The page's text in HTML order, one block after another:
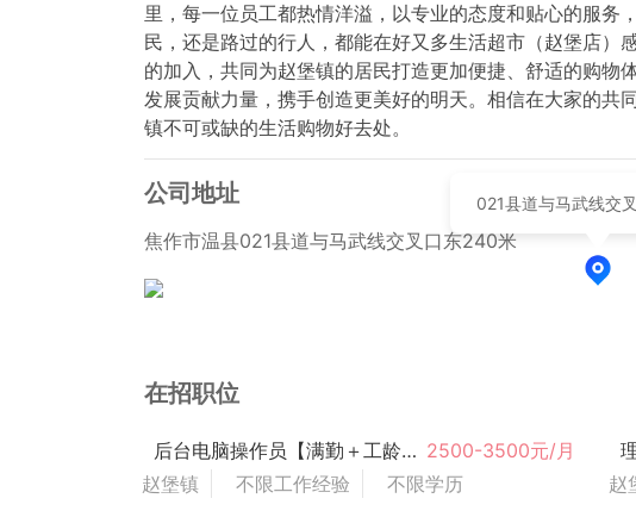
里，每一位员工都热情洋溢，以专业的态度和贴心的服务
民，还是路过的行人，都能在好又多生活超市（赵堡店）
的加入，共同为赵堡镇的居民打造更加便捷、舒适的购物
发展贡献力量，携手创造更美好的明天。相信在大家的共
镇不可或缺的生活购物好去处。
公司地址
焦作市温县021县道与马武线交叉口东240米
021县道与马武线交
在招职位
后台电脑操作员【满勤＋工龄奖＋节日福利】 2500-3500元/月
赵堡镇
不限工作经验 不限学历
赵